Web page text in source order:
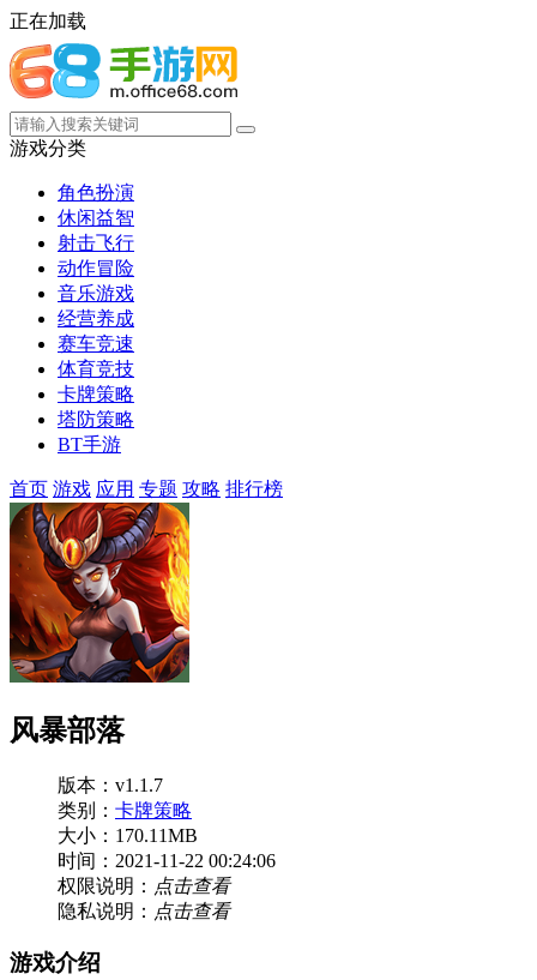
正在加载
游戏分类
角色扮演
休闲益智
射击飞行
动作冒险
音乐游戏
经营养成
赛车竞速
体育竞技
卡牌策略
塔防策略
BT手游
首页 游戏 应用 专题 攻略 排行榜
风暴部落
版本：v1.1.7
类别： 卡牌策略
大小：170.11MB
时间：2021-11-22 00:24:06
权限说明： 点击查看
隐私说明： 点击查看
游戏介绍